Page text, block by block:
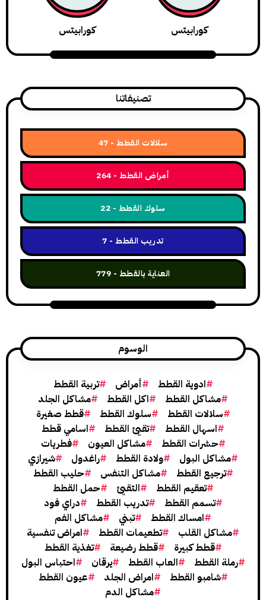
سلالات القطط 47
أمراض القطط 264
22
تدريب القطط 7
العناية بالقطط 779
ادوية القطط أمراض
تربية القطط
القطط
اكل القطط
مشاكل الجلد
القطط
سلوك القطط
قطط صغيرة
اسهال القطط
تقيئ القطط
اسامي قطط
حشرات القطط
مشاكل العيون
فطريات
البول
ولادة القطط راغدول
شيرازي
القطط
مشاكل التنفس
حليب القطط
تعقيم القطط
التقيئ
حمل القطط
تسمم القطط
تدريب القطط
دراي فود
امساك القطط
تبني
مشاكل الفم
القلب
تطعيمات القطط
امراض تنفسية
قطط كبيرة
قطط رضيعة
تغذية القطط
العاب القطط يرقان
احتباس البول
القطط
امراض الجلد
عيون القطط
مشاكل الدم